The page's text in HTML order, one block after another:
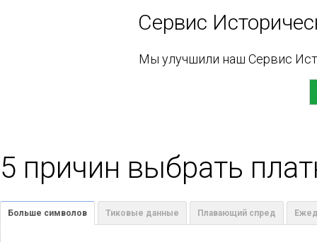
Сервис
Мы улучшили наш Сервис
5 причин выбрать
Больше символов Тиковые данные Плавающий спред